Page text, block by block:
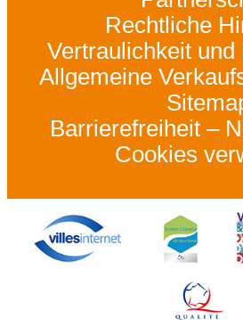
Rechtliche
Vertraulichkeit und
Allgemeine
Barrierefreiheit –
Cookies